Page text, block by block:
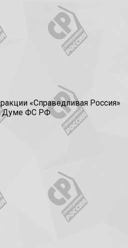
«Справедливая Россия»
Думе ФС РФ